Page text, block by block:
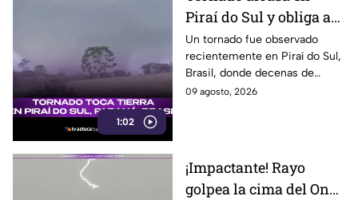
1:02
Piraí do Sul y obliga a
familias a abandonar
sus hogares
Un tornado fue observado
recientemente en Piraí do Sul,
Brasil, donde decenas de
viviendas resultaron afectadas
09 agosto, 2026
¡Impactante! Rayo
golpea la cima del One